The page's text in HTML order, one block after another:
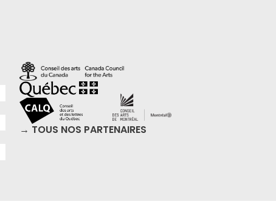
→ TOUS NOS PARTENAIRES